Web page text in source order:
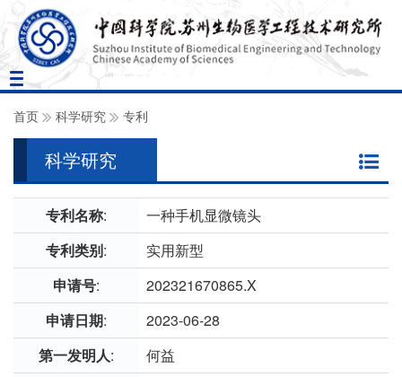
Toggle
navigation
首页 科学研究 专利
科学研究
专利名称:
一种手机显微镜头
专利类别:
实用新型
申请号:
202321670865.X
申请日期:
2023-06-28
第一发明人:
何益